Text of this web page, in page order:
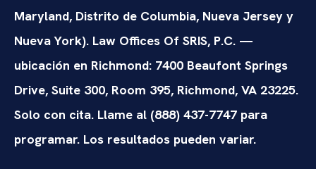
Maryland, Distrito de Columbia, Nueva Jersey y
Nueva York). Law Offices Of SRIS, P.C. —
ubicación en Richmond: 7400 Beaufont Springs
Drive, Suite 300, Room 395, Richmond, VA 23225.
Solo con cita. Llame al (888) 437-7747 para
programar. Los resultados pueden variar.